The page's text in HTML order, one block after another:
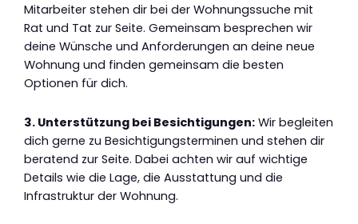
Mitarbeiter stehen dir bei der Wohnungssuche mit
Rat und Tat zur Seite. Gemeinsam besprechen wir
deine Wünsche und Anforderungen an deine neue
Wohnung und finden gemeinsam die besten
Optionen für dich.
3. Unterstützung bei Besichtigungen: Wir begleiten
dich gerne zu Besichtigungsterminen und stehen dir
beratend zur Seite. Dabei achten wir auf wichtige
Details wie die Lage, die Ausstattung und die
Infrastruktur der Wohnung.